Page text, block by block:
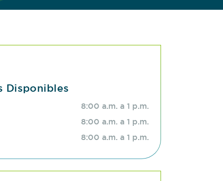
Disponibles
8:00 a.m. a 1 p.m.
8:00 a.m. a 1 p.m.
8:00 a.m. a 1 p.m.